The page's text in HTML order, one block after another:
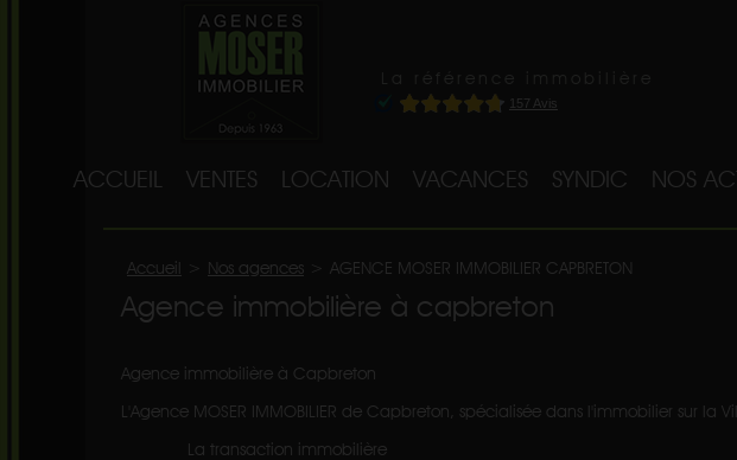
ACCUEIL VENTES LOCATION VACANCES SYNDIC NOS
Accueil Nos agences AGENCE MOSER IMMOBILIER CAPBRETON
Agence immobilière à capbreton
Agence immobilière à Capbreton
L'Agence MOSER IMMOBILIER de Capbreton, spécialisée dans l'immobilier sur
La transaction immobilière